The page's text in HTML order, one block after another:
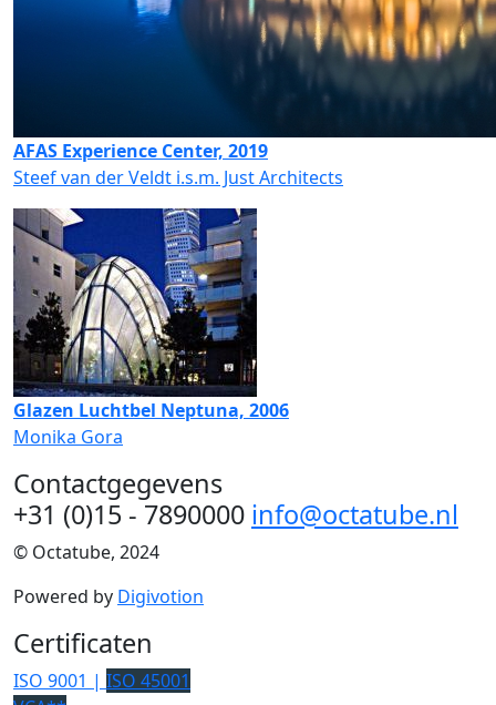
AFAS Experience Center, 2019
Steef van der Veldt i.s.m. Just Architects
Glazen Luchtbel Neptuna, 2006
Monika Gora
Contactgegevens
+31 (0)15 - 7890000 info@octatube.nl
© Octatube, 2024
Powered by Digivotion
Certificaten
ISO 9001 | ISO 45001